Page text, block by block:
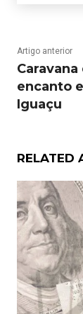
Artigo anterior
encanto
Iguaçu
RELATED